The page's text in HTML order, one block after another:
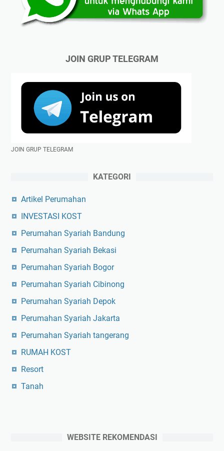
JOIN GRUP TELEGRAM
JOIN GRUP TELEGRAM
KATEGORI
Artikel Perumahan
INVESTASI KOST
Perumahan Syariah Bandung
Perumahan Syariah Bekasi
Perumahan Syariah Bogor
Perumahan Syariah Cibinong
Perumahan Syariah Depok
Perumahan Syariah Jakarta
Perumahan Syariah tangerang
RUMAH KOST
Resort
Tanah
WEBSITE REKOMENDASI